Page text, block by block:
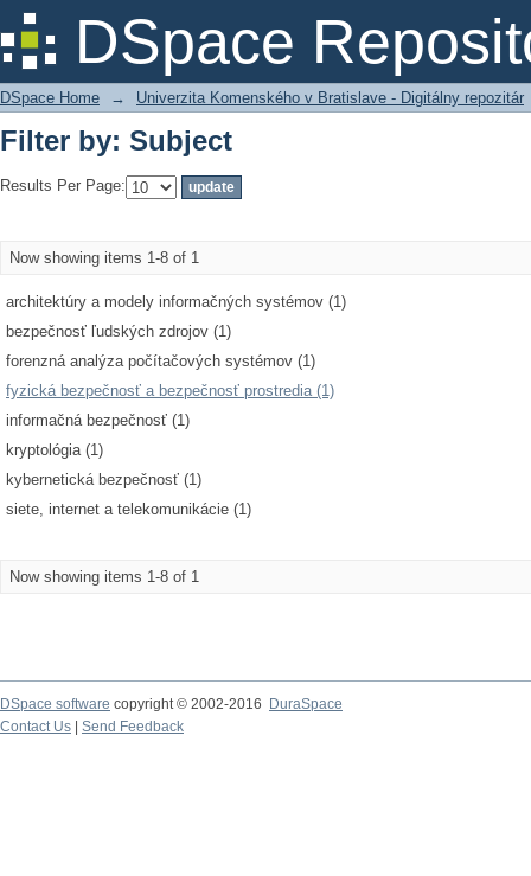
DSpace
Filter by: Subject
DSpace Home → Univerzita Komenského v Bratislave - Digitálny repozitár
Filter by: Subject
Results Per Page:
Now showing items 1-8 of 1
architektúry a modely informačných systémov (1)
bezpečnosť ľudských zdrojov (1)
forenzná analýza počítačových systémov (1)
fyzická bezpečnosť a bezpečnosť prostredia (1)
informačná bezpečnosť (1)
kryptológia (1)
kybernetická bezpečnosť (1)
siete, internet a telekomunikácie (1)
Now showing items 1-8 of 1
DSpace software copyright © 2002-2016
DuraSpace
Contact Us
Send Feedback